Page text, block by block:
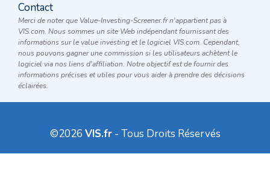
Contact
Merci de noter que Value-Investing-Screener.fr n'appartient pas à
VIS.com. Nous sommes un site Web indépendant fournissant des
informations sur le value investing et le logiciel VIS.com. Cependant,
nous pouvons gagner une commission si les utilisateurs achètent le
logiciel via nos liens d'affiliation. Notre objectif est de fournir des
informations précises et utiles pour vous aider à prendre des décisions
éclairées.
©2026 VIS.fr- Tous Droits Réservés